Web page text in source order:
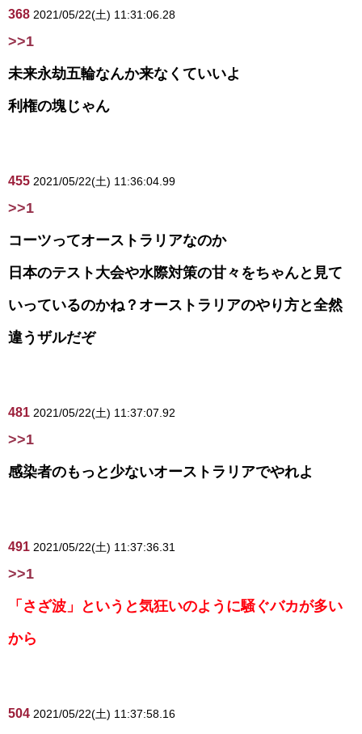
368 2021/05/22(土) 11:31:06.28
>>1
未来永劫五輪なんか来なくていいよ
利権の塊じゃん
455 2021/05/22(土) 11:36:04.99
>>1
コーツってオーストラリアなのか
日本のテスト大会や水際対策の甘々をちゃんと見て
いっているのかね？オーストラリアのやり方と全然
違うザルだぞ
481 2021/05/22(土) 11:37:07.92
>>1
感染者のもっと少ないオーストラリアでやれよ
491 2021/05/22(土) 11:37:36.31
>>1
「さざ波」というと気狂いのように騒ぐバカが多い
から
504 2021/05/22(土) 11:37:58.16